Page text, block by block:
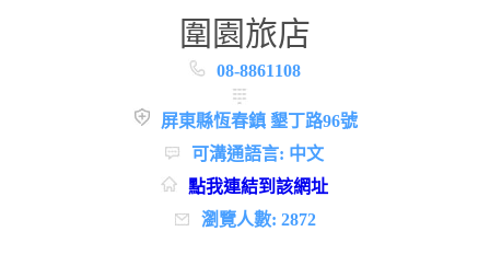
圍園旅店
08-8861108
屏東縣恆春鎮 墾丁路96號
可溝通語言: 中文
點我連結到該網址
瀏覽人數: 2872